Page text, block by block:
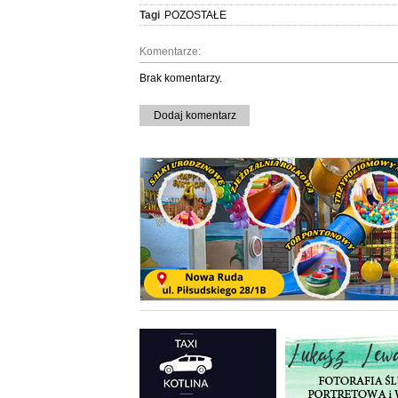
Tagi POZOSTAŁE
Komentarze:
Brak komentarzy.
Dodaj komentarz